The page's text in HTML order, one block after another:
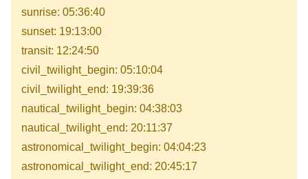
sunrise: 05:36:40
sunset: 19:13:00
transit: 12:24:50
civil_twilight_begin: 05:10:04
civil_twilight_end: 19:39:36
nautical_twilight_begin: 04:38:03
nautical_twilight_end: 20:11:37
astronomical_twilight_begin: 04:04:23
astronomical_twilight_end: 20:45:17